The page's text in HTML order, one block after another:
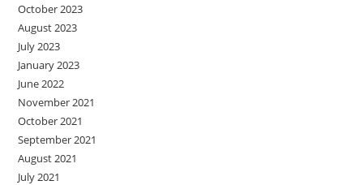
October 2023
August 2023
July 2023
January 2023
June 2022
November 2021
October 2021
September 2021
August 2021
July 2021